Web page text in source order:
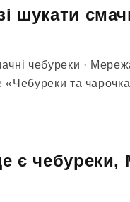
шукати
чебуреки ·
та
є чебуреки,